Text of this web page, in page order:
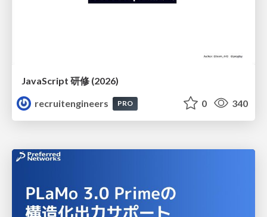
JavaScript 研修 (2026)
recruitengineers
PRO 0 340